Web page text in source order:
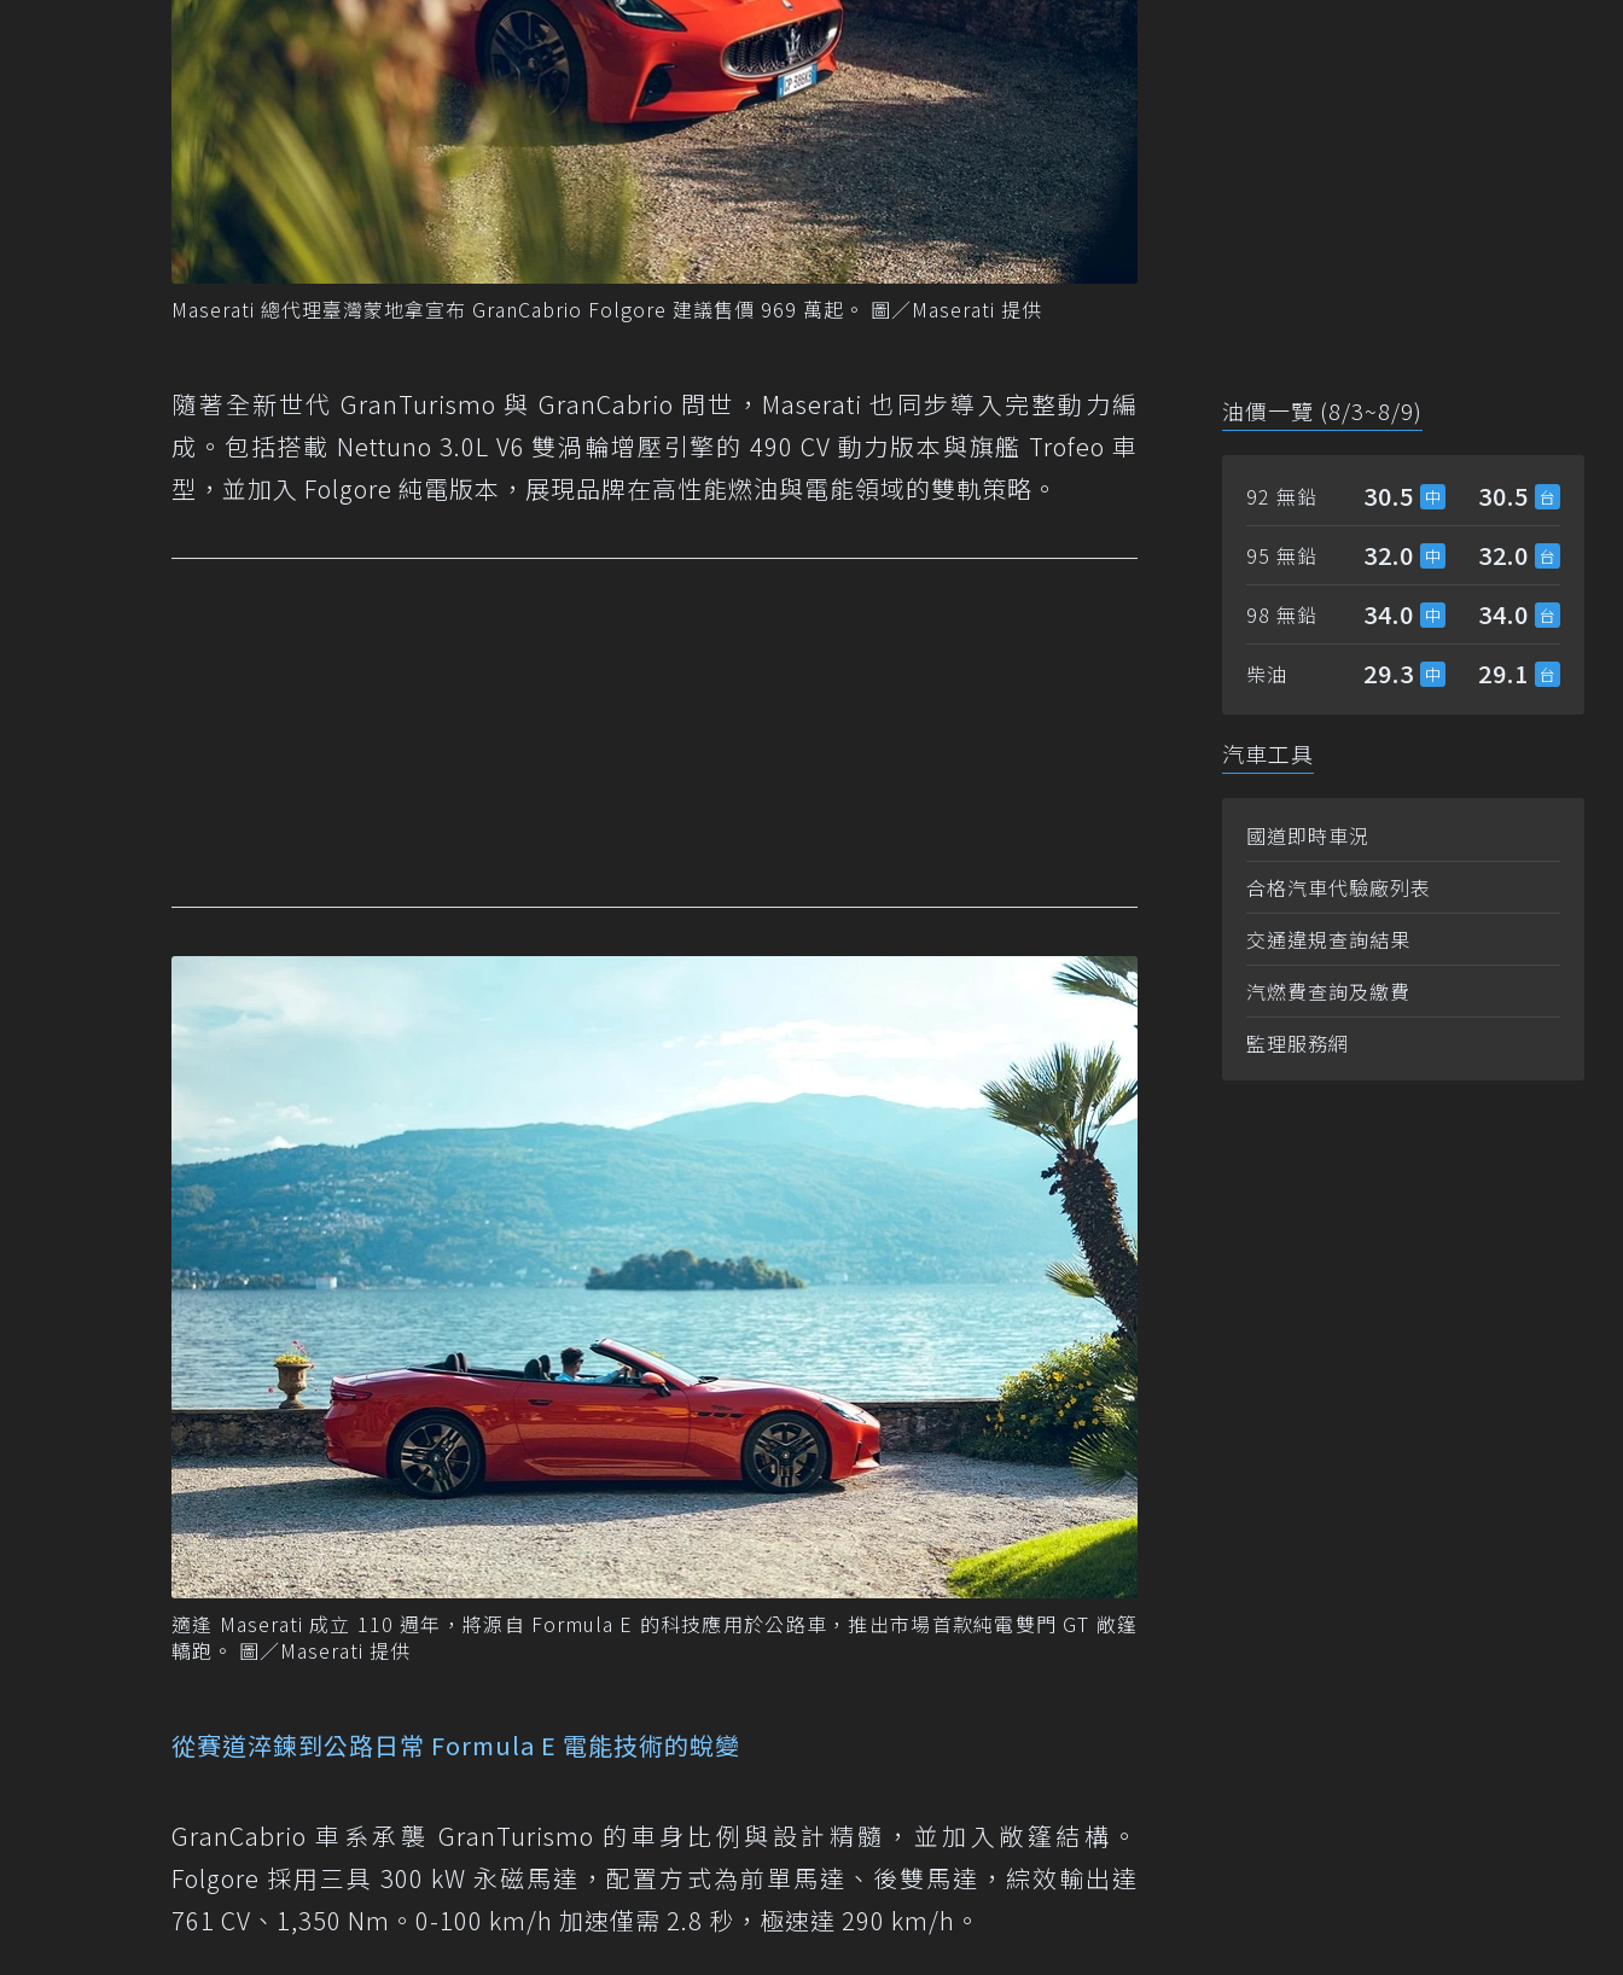
Maserati 總代理臺灣蒙地拿宣布 GranCabrio Folgore 建議售價 969 萬起。 圖／Maserati 提供
隨著全新世代 GranTurismo 與 GranCabrio 問世，Maserati 也同步導入完整動力編
成。包括搭載 Nettuno 3.0L V6 雙渦輪增壓引擎的 490 CV 動力版本與旗艦 Trofeo 車
型，並加入 Folgore 純電版本，展現品牌在高性能燃油與電能領域的雙軌策略。
適逢 Maserati 成立 110 週年，將源自 Formula E 的科技應用於公路車，推出市場首款純電雙門 GT 敞篷
轎跑。 圖／Maserati 提供
從賽道淬鍊到公路日常 Formula E 電能技術的蛻變
GranCabrio 車系承襲 GranTurismo 的車身比例與設計精髓，並加入敞篷結構。
Folgore 採用三具 300 kW 永磁馬達，配置方式為前單馬達、後雙馬達，綜效輸出達
761 CV、1,350 Nm。0-100 km/h 加速僅需 2.8 秒，極速達 290 km/h。
油價一覽 (8/3~8/9)
92 無鉛 30.5 30.5
95 無鉛 32.0 32.0
98 無鉛 34.0 34.0
柴油 29.3 29.1
汽車工具
國道即時車況
合格汽車代驗廠列表
交通違規查詢結果
汽燃費查詢及繳費
監理服務網